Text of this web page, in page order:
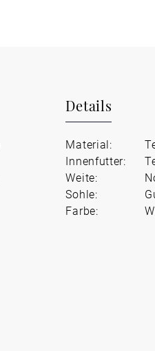
Details
Material:
Innenfutter:
Weite:
Sohle:
Farbe: